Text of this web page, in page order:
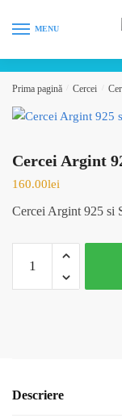
MENU
Prima pagină Cercei
Cercei Argint
160.00lei
Cercei Argint 925 si
Cercei
Argint
Descriere